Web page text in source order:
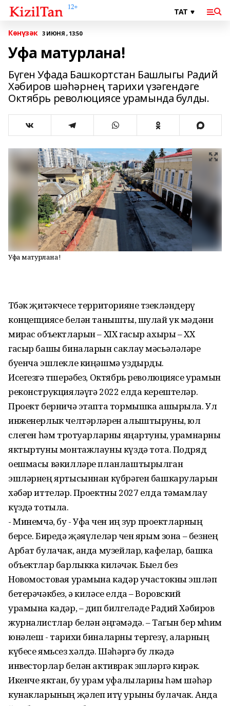
Көнүзәк 3 ИЮНЯ , 13:50
Уфа матурлана!
Бүген Уфада Башкортстан Башлыгы Радий
Хәбиров шәһәрнең тарихи үзәгендәге
Октябрь революциясе урамында булды.
Уфа матурлана!
Төбәк җитәкчесе территорияне төзекләндерү
концепциясе белән танышты, шулай ук мәдәни
мирас объектларын – XIX гасыр ахыры – XX
гасыр башы биналарын саклау мәсьәләләре
буенча эшлекле киңәшмә уздырды.
Исегезгә төшерәбез, Октябрь революциясе урамын
реконструкцияләүгә 2022 елда керештеләр.
Проект берничә этапта тормышка ашырыла. Ул
инженерлык челтәрләрен алыштыруны, юл
өслеген һәм тротуарларны яңартуны, урамнарны
яктыртуны монтажлауны күздә тота. Подряд
оешмасы вәкилләре планлаштырылган
эшләрнең яртысыннан күбрәген башкаруларын
хәбәр иттеләр. Проектны 2027 елда тәмамлау
күздә тотыла.
- Минемчә, бу - Уфа өчен иң зур проектларның
берсе. Биредә җәяүлеләр өчен ярым зона – безнең
Арбат булачак, анда музейлар, кафелар, башка
объектлар барлыкка киләчәк. Быел без
Новомостовая урамына кадәр участокны эшләп
бетерәчәкбез, ә киләсе елда – Воровский
урамына кадәр, – дип билгеләде Радий Хәбиров
журналистлар белән әңгәмәдә. – Тагын бер мөһим
юнәлеш - тарихи биналарны тергезү, аларның
күбесе ямьсез хәлдә. Шәһәргә бу өлкәдә
инвесторлар белән активрак эшләргә кирәк.
Икенче яктан, бу урам уфалыларны һәм шәһәр
кунакларының җәлеп итү урыны булачак. Анда